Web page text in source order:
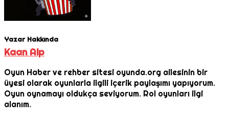
Yazar Hakkında
Kaan Alp
Oyun Haber ve rehber sitesi oyunda.org ailesinin bir
üyesi olarak oyunlarla ilgili içerik paylaşımı yapıyorum.
Oyun oynamayı oldukça seviyorum. Rol oyunları ilgi
alanım.